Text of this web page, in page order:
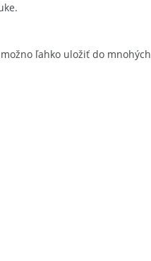
ľahko uložiť do mnohých